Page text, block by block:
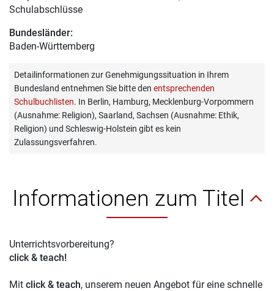
Schulabschlüsse
Bundesländer:
Baden-Württemberg
Detailinformationen zur Genehmigungssituation in Ihrem
Bundesland entnehmen Sie bitte den entsprechenden
Schulbuchlisten. In Berlin, Hamburg, Mecklenburg-Vorpommern
(Ausnahme: Religion), Saarland, Sachsen (Ausnahme: Ethik,
Religion) und Schleswig-Holstein gibt es kein
Zulassungsverfahren.
Informationen zum Titel
Unterrichtsvorbereitung?
click & teach!
Mit click & teach, unserem neuen Angebot für eine schnelle